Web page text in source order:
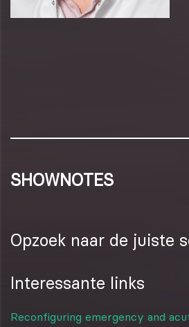
SHOWNOTES
Opzoek naar de juiste
Interessante links
Reconfiguring emergency and